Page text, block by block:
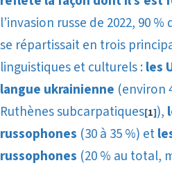
l’invasion russe de 2022, 90
se répartissait en trois
linguistiques et culturels :les
langue ukrainienne (environ
Ruthènes subcarpatiques[1]),
russophones (30 à 35 %) et
russophones (20 % au total,